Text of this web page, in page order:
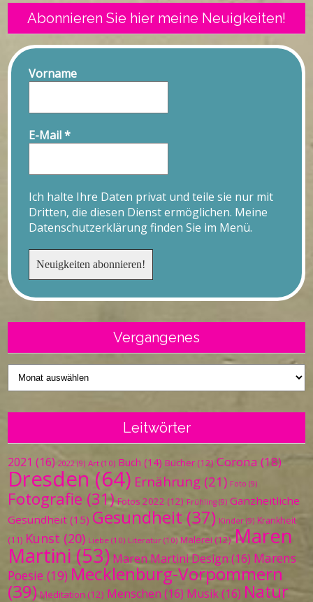
Abonnieren Sie hier meine Neuigkeiten!
Vorname
E-Mail*
Ich halte Ihre Daten privat und teile sie nur mit
Dritten, die diesen Dienst ermöglichen. Meine
Datenschutzerklärung finden Sie im Menü.
Vergangenes
Vergangenes
Leitwörter
2021 (16) 2022 (9) Art (10) Buch (14) Bücher (12) Corona (18)
Dresden (64) Ernährung (21) Foto (9)
Fotografie (31) Fotos 2022 (12) Frühling (9) Ganzheitliche
Gesundheit (15) Gesundheit (37) Kinder (9) Krankheit
(11) Kunst (20) Liebe (10) Literatur (10) Malerei (12) Maren
Martini (53) Maren Martini Design (16) Marens
Poesie (19) Mecklenburg-Vorpommern
(39) Meditation (12) Menschen (16) Musik(16) Natur